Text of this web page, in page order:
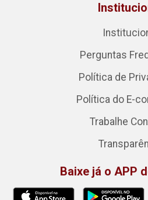
Perguntas
Política de
Política do E-
Trabalhe
Baixe já o APP